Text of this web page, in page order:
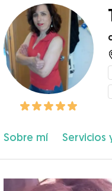
Sobre mí Servicios